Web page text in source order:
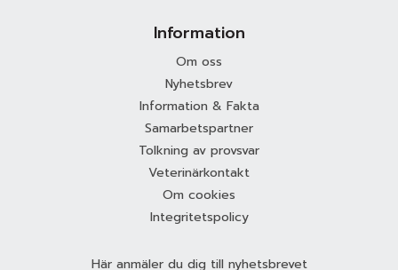
Information
Om oss
Nyhetsbrev
Information & Fakta
Samarbetspartner
Tolkning av provsvar
Veterinärkontakt
Om cookies
Integritetspolicy
Här anmäler du dig till nyhetsbrevet